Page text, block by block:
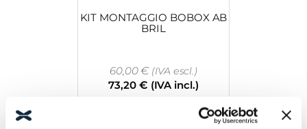
KIT MONTAGGIO BOBOX AB
BRIL
60,00€(IVA escl.)
73,20 € (IVA incl.)